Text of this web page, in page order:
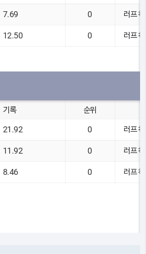
7.69 0 러프
12.50 0 러프
기록 순위
21.92 0 러프
11.92 0 러프
8.46 0 러프